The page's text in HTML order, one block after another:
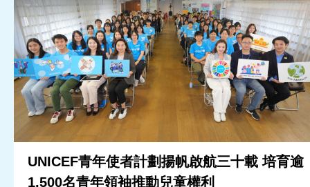
UNICEF青年使者計劃揚帆啟航三十載 培育逾
1,500名青年領袖推動兒童權利